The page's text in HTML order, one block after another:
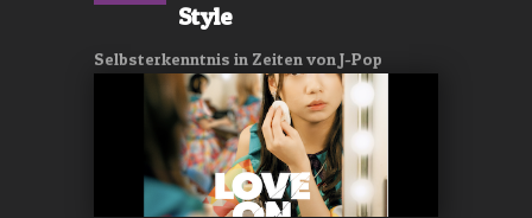
Style
Selbsterkenntnis in Zeiten von J-Pop